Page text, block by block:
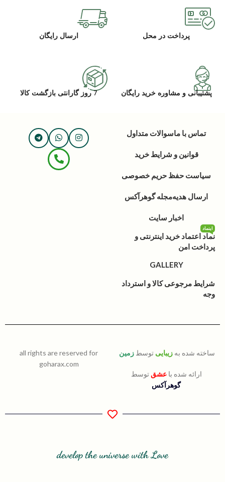
پرداخت در محل ارسال رایگان
پشتیبانی و مشاوره خرید رایگان 7 روز گارانتی بازگشت کالا
تماس با ماسوالات متداول
قوانین و شرایط خرید
سیاست حفظ حریم خصوصی
ارسال هدیهمجله گوهرآکس
اخبار سایت
نماد اعتماد خرید اینترنتی و
پرداخت امن
اینماد
GALLERY
شرایط مرجوعی کالا و استرداد
وجه
ساخته شده به زیبایی توسط زمین
ارائه شده باعشق توسط
گوهرآکس
all rights are reserved for
goharax.com
develop the universe with Love